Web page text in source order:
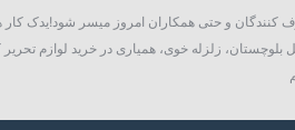
برای مصرف کنندگان و حتی همکاران امروز میسر
بلوچستان، زلزله خوی، همیاری در خرید لوازم